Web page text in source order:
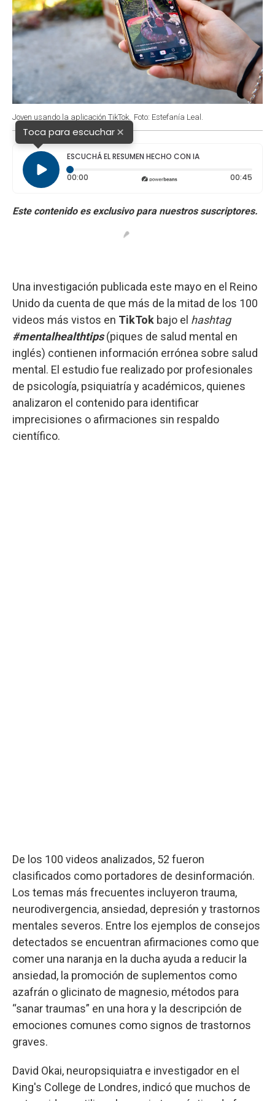
Joven usando la aplicación TikTok. Foto: Estefanía Leal.
Toca para escuchar×
ESCUCHÁ EL RESUMEN HECHO CON IA
00:00 Tiempo transcurrido: 0 segundos 00:45
Una investigación publicada este mayo en el Reino
Unido da cuenta de que más de la mitad de los 100
videos más vistos en TikTok bajo el hashtag
#mentalhealthtips(piques de salud mental en
inglés) contienen información errónea sobre salud
mental. El estudio fue realizado por profesionales
de psicología, psiquiatría y académicos, quienes
analizaron el contenido para identificar
imprecisiones o afirmaciones sin respaldo
científico.
De los 100 videos analizados, 52 fueron
clasificados como portadores de desinformación.
Los temas más frecuentes incluyeron trauma,
neurodivergencia, ansiedad, depresión y trastornos
mentales severos. Entre los ejemplos de consejos
detectados se encuentran afirmaciones como que
comer una naranja en la ducha ayuda a reducir la
ansiedad, la promoción de suplementos como
azafrán o glicinato de magnesio, métodos para
“sanar traumas” en una hora y la descripción de
emociones comunes como signos de trastornos
graves.
David Okai, neuropsiquiatra e investigador en el
King's College de Londres, indicó que muchos de